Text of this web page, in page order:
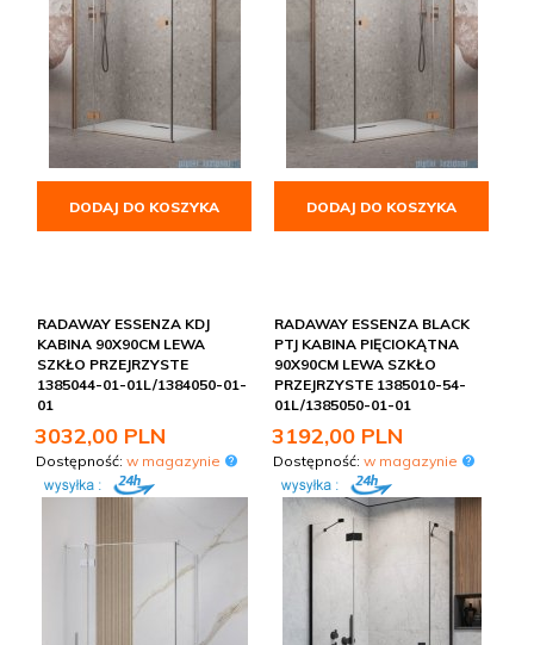
DODAJ DO KOSZYKA DODAJ DO KOSZYKA
RADAWAY ESSENZA KDJ
KABINA 90X90CM LEWA
SZKŁO PRZEJRZYSTE
1385044-01-01L/1384050-01-
01
3032,00 PLN
Dostępność: w magazynie
RADAWAY ESSENZA BLACK
PTJ KABINA PIĘCIOKĄTNA
90X90CM LEWA SZKŁO
PRZEJRZYSTE 1385010-54-
01L/1385050-01-01
3192,00 PLN
Dostępność: w magazynie